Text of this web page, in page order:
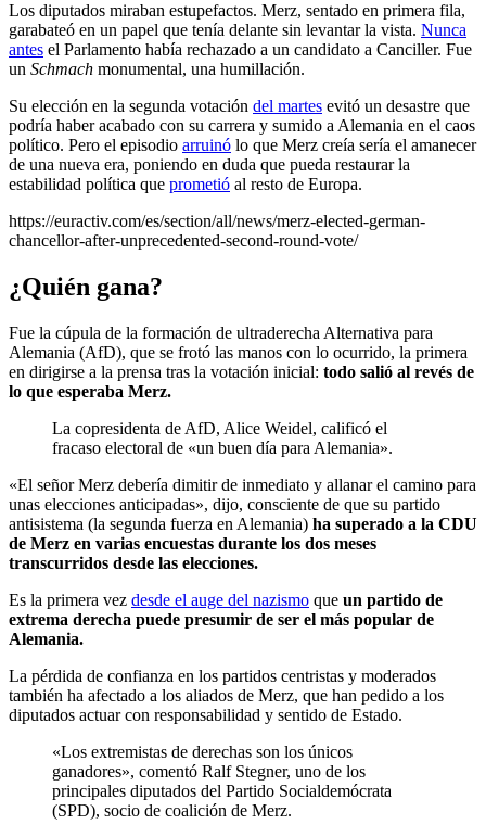
Los diputados miraban estupefactos. Merz, sentado en primera fila,
garabateó en un papel que tenía delante sin levantar la vista. Nunca
antes el Parlamento había rechazado a un candidato a Canciller. Fue
un Schmach monumental, una humillación.
Su elección en la segunda votación del martes evitó un desastre que
podría haber acabado con su carrera y sumido a Alemania en el caos
político. Pero el episodio arruinó lo que Merz creía sería el amanecer
de una nueva era, poniendo en duda que pueda restaurar la
estabilidad política que prometió al resto de Europa.
https://euractiv.com/es/section/all/news/merz-elected-german-
chancellor-after-unprecedented-second-round-vote/
¿Quién gana?
Fue la cúpula de la formación de ultraderecha Alternativa para
Alemania (AfD), que se frotó las manos con lo ocurrido, la primera
en dirigirse a la prensa tras la votación inicial: todo salió al revés de
lo que esperaba Merz.
La copresidenta de AfD, Alice Weidel, calificó el
fracaso electoral de «un buen día para Alemania».
«El señor Merz debería dimitir de inmediato y allanar el camino para
unas elecciones anticipadas», dijo, consciente de que su partido
antisistema (la segunda fuerza en Alemania) ha superado a la CDU
de Merz en varias encuestas durante los dos meses
transcurridos desde las elecciones.
Es la primera vez desde el auge del nazismo que un partido de
extrema derecha puede presumir de ser el más popular de
Alemania.
La pérdida de confianza en los partidos centristas y moderados
también ha afectado a los aliados de Merz, que han pedido a los
diputados actuar con responsabilidad y sentido de Estado.
«Los extremistas de derechas son los únicos
ganadores», comentó Ralf Stegner, uno de los
principales diputados del Partido Socialdemócrata
(SPD), socio de coalición de Merz.